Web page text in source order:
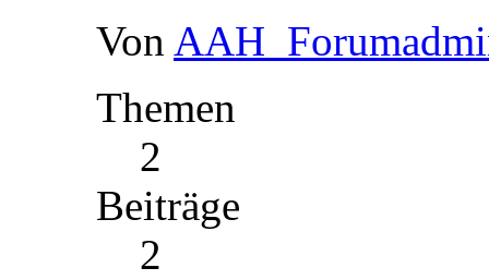
Von
Themen
2
Beiträge
2